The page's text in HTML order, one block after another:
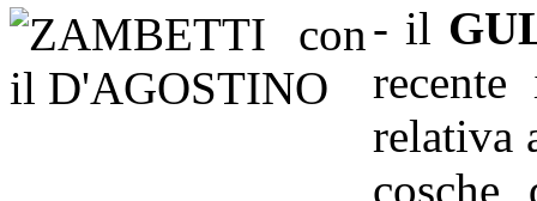
- il
relativa
cosche